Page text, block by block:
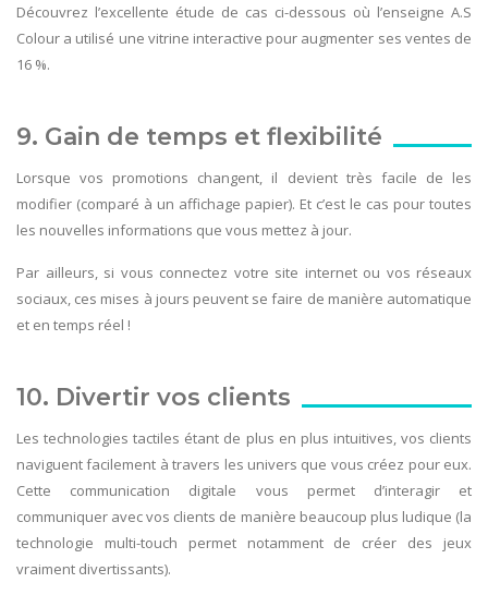
Découvrez l’excellente étude de cas ci-dessous où l’enseigne A.S
Colour a utilisé une vitrine interactive pour augmenter ses ventes de
16 %.
9. Gain de temps et flexibilité
Lorsque vos promotions changent, il devient très facile de les
modifier (comparé à un affichage papier). Et c’est le cas pour toutes
les nouvelles informations que vous mettez à jour.
Par ailleurs, si vous connectez votre site internet ou vos réseaux
sociaux, ces mises à jours peuvent se faire de manière automatique
et en temps réel !
10. Divertir vos clients
Les technologies tactiles étant de plus en plus intuitives, vos clients
naviguent facilement à travers les univers que vous créez pour eux.
Cette communication digitale vous permet d’interagir et
communiquer avec vos clients de manière beaucoup plus ludique (la
technologie multi-touch permet notamment de créer des jeux
vraiment divertissants).